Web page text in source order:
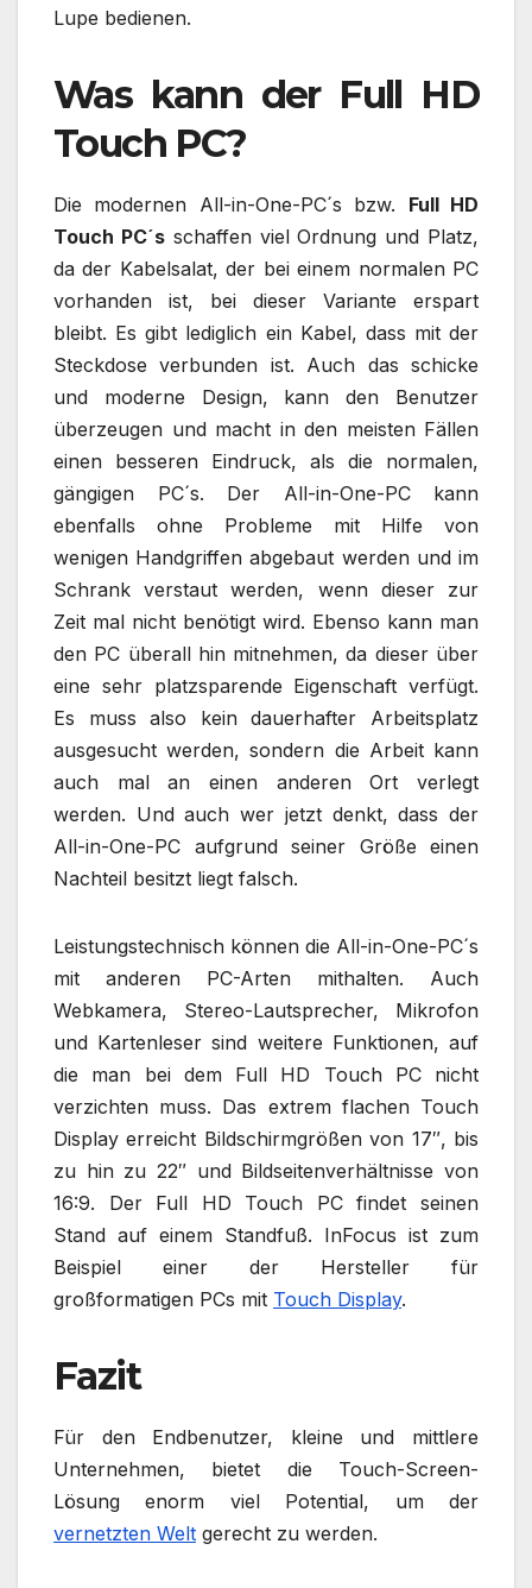
Lupe bedienen.
Was kann der Full HD
Touch PC?
Die modernen All-in-One-PC´s bzw. Full HD
Touch PC´sschaffen viel Ordnung und Platz,
da der Kabelsalat, der bei einem normalen PC
vorhanden ist, bei dieser Variante erspart
bleibt. Es gibt lediglich ein Kabel, dass mit der
Steckdose verbunden ist. Auch das schicke
und moderne Design, kann den Benutzer
überzeugen und macht in den meisten Fällen
einen besseren Eindruck, als die normalen,
gängigen PC´s. Der All-in-One-PC kann
ebenfalls ohne Probleme mit Hilfe von
wenigen Handgriffen abgebaut werden und im
Schrank verstaut werden, wenn dieser zur
Zeit mal nicht benötigt wird. Ebenso kann man
den PC überall hin mitnehmen, da dieser über
eine sehr platzsparende Eigenschaft verfügt.
Es muss also kein dauerhafter Arbeitsplatz
ausgesucht werden, sondern die Arbeit kann
auch mal an einen anderen Ort verlegt
werden. Und auch wer jetzt denkt, dass der
All-in-One-PC aufgrund seiner Größe einen
Nachteil besitzt liegt falsch.
Leistungstechnisch können die All-in-One-PC´s
mit anderen PC-Arten mithalten. Auch
Webkamera, Stereo-Lautsprecher, Mikrofon
und Kartenleser sind weitere Funktionen, auf
die man bei dem Full HD Touch PC nicht
verzichten muss. Das extrem flachen Touch
Display erreicht Bildschirmgrößen von 17″, bis
zu hin zu 22″ und Bildseitenverhältnisse von
16:9. Der Full HD Touch PC findet seinen
Stand auf einem Standfuß. InFocus ist zum
Beispiel einer der Hersteller für
großformatigen PCs mit Touch Display.
Fazit
Für den Endbenutzer, kleine und mittlere
Unternehmen, bietet die Touch-Screen-
Lösung enorm viel Potential, um der
vernetzten Welt gerecht zu werden.